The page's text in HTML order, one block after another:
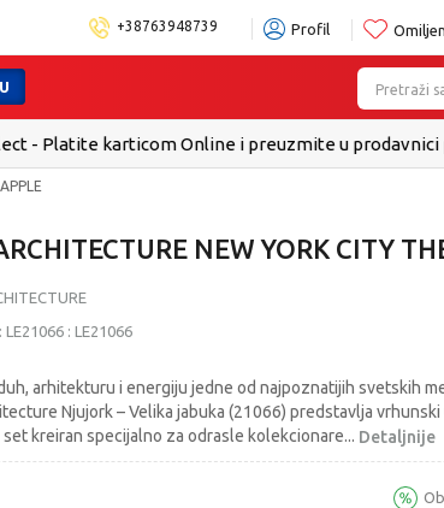
+38763948739 Profil
Pretraži
po Vašem izboru Pogledaj više
NEW YORK CITY
LE21066 : LE21066
arhitekturu i energiju jedne od najpoznatijih svetskih
Njujork – Velika jabuka (21066) predstavlja
kreiran specijalno za odrasle kolekcionare... Detaljnije